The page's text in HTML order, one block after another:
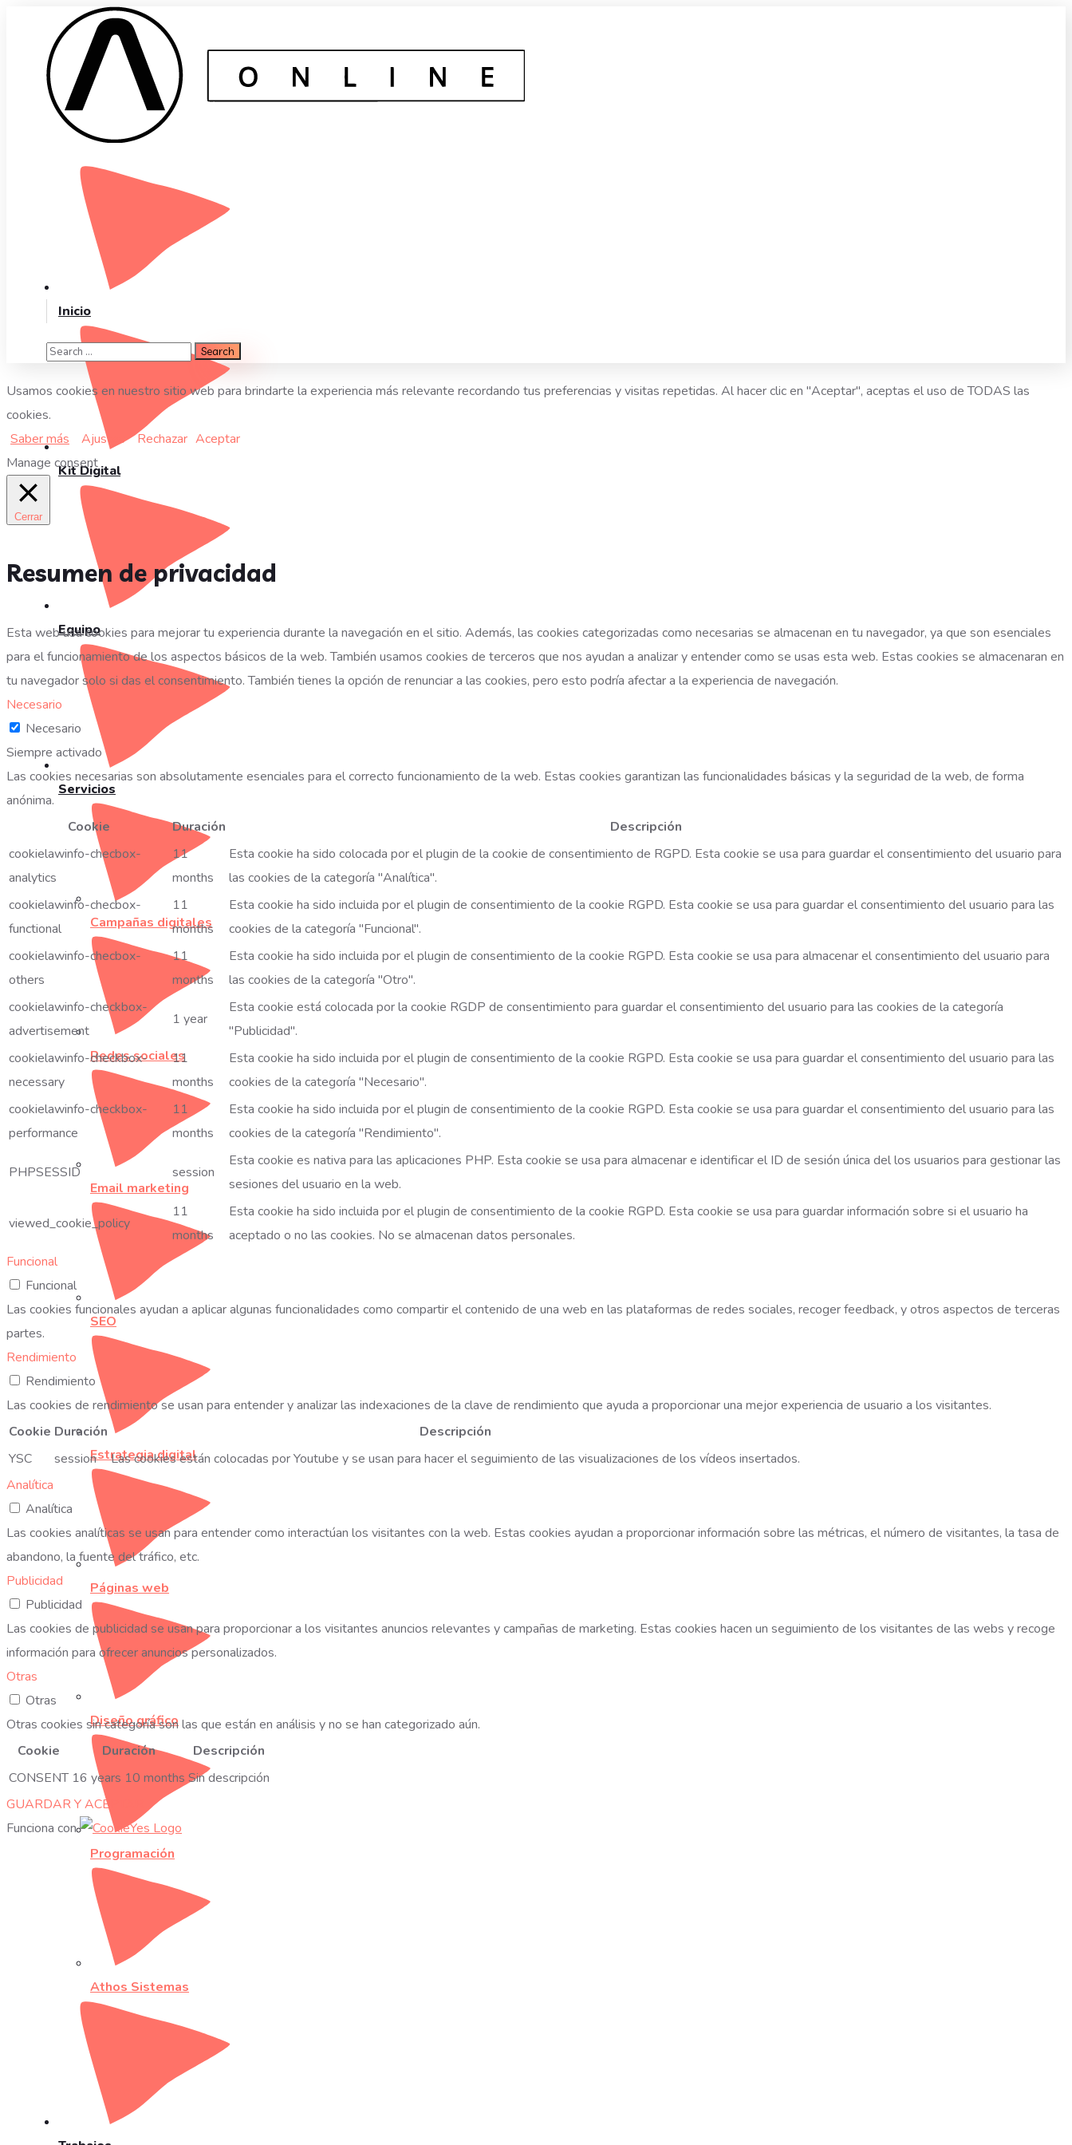
Inicio
Kit Digital
Equipo
Servicios
Campañas digitales
Redes sociales
Email marketing
SEO
Estrategia digital
Páginas web
Diseño gráfico
Programación
Athos Sistemas
Usamos cookies en nuestro sitio web para brindarte la experiencia más relevante recordando tus preferencias y visitas repetidas. Al hacer clic en "Aceptar", aceptas el uso de TODAS las
cookies.
Saber más
Ajustes Rechazar Aceptar
Manage consent
Cerrar
Resumen de privacidad
Esta web usa cookies para mejorar tu experiencia durante la navegación en el sitio. Además, las cookies categorizadas como necesarias se almacenan en tu navegador, ya que son esenciales
para el funcionamiento de los aspectos básicos de la web. También usamos cookies de terceros que nos ayudan a analizar y entender como se usas esta web. Estas cookies se almacenaran en
tu navegador solo si das el consentimiento. También tienes la opción de renunciar a las cookies, pero esto podría afectar a la experiencia de navegación.
Necesario
Necesario
Siempre activado
Las cookies necesarias son absolutamente esenciales para el correcto funcionamiento de la web. Estas cookies garantizan las funcionalidades básicas y la seguridad de la web, de forma
anónima.
Cookie
Duración
Descripción
cookielawinfo-checbox-
analytics
11
months
Esta cookie ha sido colocada por el plugin de la cookie de consentimiento de RGPD. Esta cookie se usa para guardar el consentimiento del usuario para
las cookies de la categoría "Analítica".
cookielawinfo-checbox-
functional
11
months
Esta cookie ha sido incluida por el plugin de consentimiento de la cookie RGPD. Esta cookie se usa para guardar el consentimiento del usuario para las
cookies de la categoría "Funcional".
cookielawinfo-checbox-
others
11
months
Esta cookie ha sido incluida por el plugin de consentimiento de la cookie RGPD. Esta cookie se usa para almacenar el consentimiento del usuario para
las cookies de la categoría "Otro".
cookielawinfo-checkbox-
advertisement
1 year
Esta cookie está colocada por la cookie RGDP de consentimiento para guardar el consentimiento del usuario para las cookies de la categoría
"Publicidad".
cookielawinfo-checkbox-
necessary
11
months
Esta cookie ha sido incluida por el plugin de consentimiento de la cookie RGPD. Esta cookie se usa para guardar el consentimiento del usuario para las
cookies de la categoría "Necesario".
cookielawinfo-checkbox-
performance
11
months
Esta cookie ha sido incluida por el plugin de consentimiento de la cookie RGPD. Esta cookie se usa para guardar el consentimiento del usuario para las
cookies de la categoría "Rendimiento".
PHPSESSID session
Esta cookie es nativa para las aplicaciones PHP. Esta cookie se usa para almacenar e identificar el ID de sesión única del los usuarios para gestionar las
sesiones del usuario en la web.
viewed_cookie_policy
11
months
Esta cookie ha sido incluida por el plugin de consentimiento de la cookie RGPD. Esta cookie se usa para guardar información sobre si el usuario ha
aceptado o no las cookies. No se almacenan datos personales.
Funcional
Funcional
Las cookies funcionales ayudan a aplicar algunas funcionalidades como compartir el contenido de una web en las plataformas de redes sociales, recoger feedback, y otros aspectos de terceras
partes.
Rendimiento
Rendimiento
Las cookies de rendimiento se usan para entender y analizar las indexaciones de la clave de rendimiento que ayuda a proporcionar una mejor experiencia de usuario a los visitantes.
Cookie Duración
Descripción
YSC
session
Las cookies están colocadas por Youtube y se usan para hacer el seguimiento de las visualizaciones de los vídeos insertados.
Analítica
Analítica
Las cookies analíticas se usan para entender como interactúan los visitantes con la web. Estas cookies ayudan a proporcionar información sobre las métricas, el número de visitantes, la tasa de
abandono, la fuente del tráfico, etc.
Publicidad
Publicidad
Las cookies de publicidad se usan para proporcionar a los visitantes anuncios relevantes y campañas de marketing. Estas cookies hacen un seguimiento de los visitantes de las webs y recoge
información para ofrecer anuncios personalizados.
Otras
Otras
Otras cookies sin categoría son las que están en análisis y no se han categorizado aún.
Cookie
Duración
Descripción
CONSENT 16 years 10 months Sin descripción
GUARDAR Y ACEPTAR
Funciona con